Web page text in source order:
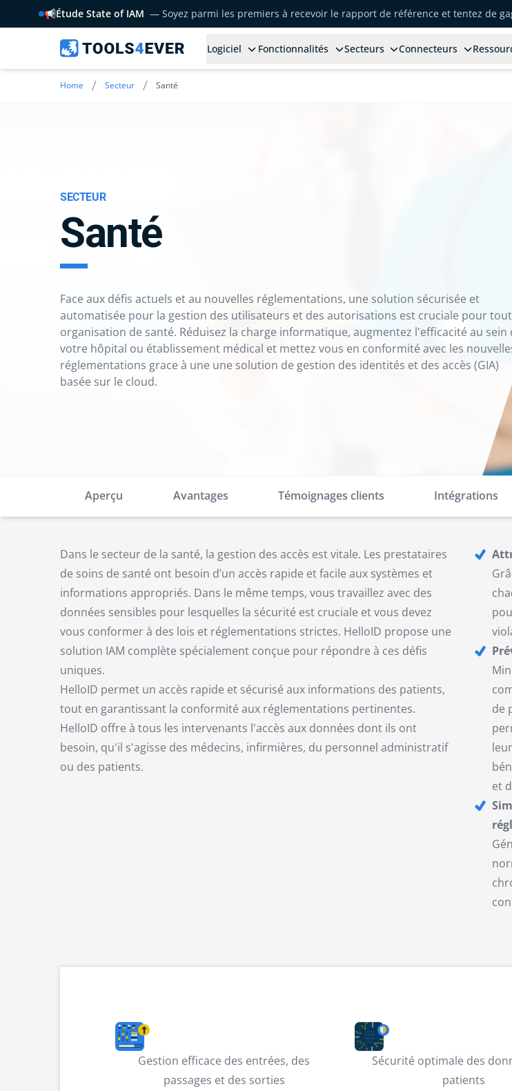
📢Étude State of IAM — Soyez parmi les premiers à recevoir le rapport de référence et tentez de
Logiciel Fonctionnalités Secteurs Connecteurs
Home / Secteur / Santé
SECTEUR
Santé
Face aux défis actuels et au nouvelles réglementations, une solution sécurisée et
automatisée pour la gestion des utilisateurs et des autorisations est cruciale pour
organisation de santé. Réduisez la charge informatique, augmentez l'efficacité au sein
votre hôpital ou établissement médical et mettez vous en conformité avec les
réglementations grace à une une solution de gestion des identités et des accès (GIA)
basée sur le cloud.
Aperçu Avantages Témoignages clients Intégrations
Dans le secteur de la santé, la gestion des accès est vitale. Les prestataires
de soins de santé ont besoin d’un accès rapide et facile aux systèmes et
informations appropriés. Dans le même temps, vous travaillez avec des
données sensibles pour lesquelles la sécurité est cruciale et vous devez
vous conformer à des lois et réglementations strictes. HelloID propose une
solution IAM complète spécialement conçue pour répondre à ces défis
uniques.
HelloID permet un accès rapide et sécurisé aux informations des patients,
tout en garantissant la conformité aux réglementations pertinentes.
HelloID offre à tous les intervenants l'accès aux données dont ils ont
besoin, qu'il s'agisse des médecins, infirmières, du personnel administratif
ou des patients.
de
et
Gestion efficace des entrées, des
passages et des sorties
Sécurité optimale des
patients